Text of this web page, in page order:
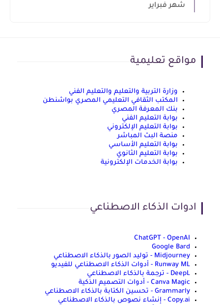
شهر فبراير
مواقع تعليمية
وزارة التربية والتعليم والتعليم الفني
المكتب الثقافي التعليمي المصري بواشنطن
بنك المعرفة المصري
بوابة التعليم الفني
بوابة التعليم الإلكتروني
منصة البث المباشر
بوابة التعليم الأساسي
بوابة التعليم الثانوي
بوابة الخدمات الإلكترونية
ادوات الذكاء الاصطناعي
ChatGPT - OpenAI
Google Bard
Midjourney - توليد الصور بالذكاء الاصطناعي
Runway ML - أدوات الذكاء الاصطناعي للفيديو
DeepL - ترجمة بالذكاء الاصطناعي
Canva Magic - أدوات التصميم الذكية
Grammarly - تحسين الكتابة بالذكاء الاصطناعي
Copy.ai - إنشاء نصوص بالذكاء الاصطناعي